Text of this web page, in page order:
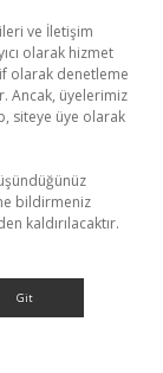
ve İletişim
olarak hizmet
olarak denetleme
Ancak, üyelerimiz
siteye üye olarak
bildirmeniz
kaldırılacaktır.